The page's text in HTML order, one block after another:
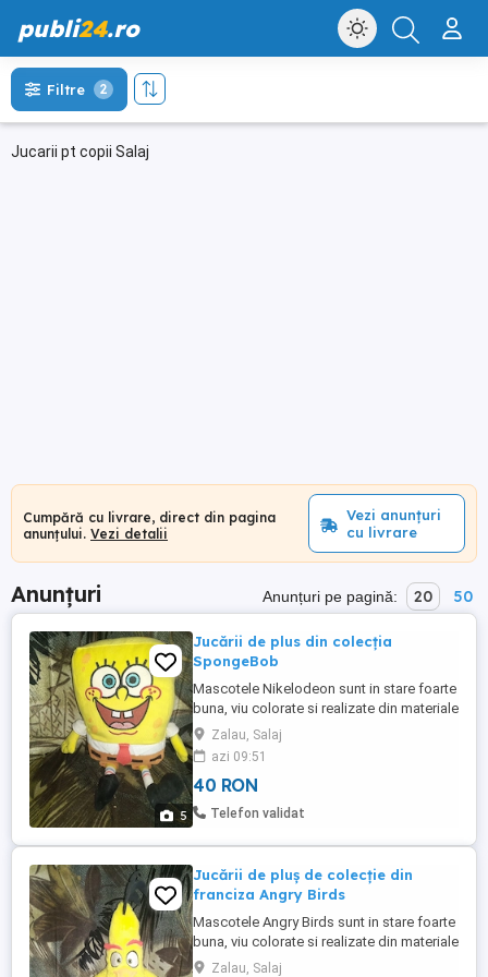
publi24.ro
Jucarii pt copii Salaj
Filtre 2
Cumpără cu livrare, direct din pagina
anunțului. Vezi detalii
Vezi anunțuri
cu livrare
Anunțuri Anunțuri pe pagină: 20 50
5
Jucării de plus din colecția
SpongeBob
Mascotele Nikelodeon sunt in stare foarte
buna, viu colorate si realizate din materiale
moi, placute la atingere. Stare produse:
Foarte buna (curate, fara defecte).
Material: Plus moale, antialergic, avand
detalii brodate (siguranta sporita pentru
cei mici). Pret: 40 Lei bucata
Zalau, Salaj
azi 09:51
40 RON
Telefon validat
Jucării de pluș de colecție din
franciza Angry Birds
Mascotele Angry Birds sunt in stare foarte
buna, viu colorate si realizate din materiale
moi, placute la atingere. Stare produse:
Zalau, Salaj